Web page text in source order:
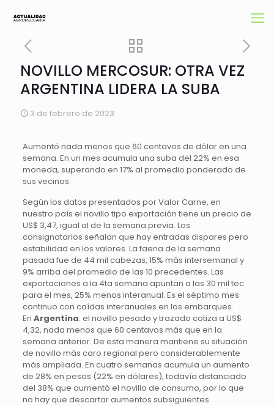
NOVILLO MERCOSUR: OTRA VEZ
ARGENTINA LIDERA LA SUBA
3 de febrero de 2023
Aumentó nada menos que 60 centavos de dólar en una
semana. En un mes acumula una suba del 22% en esa
moneda, superando en 17% al promedio ponderado de
sus vecinos.
Según los datos presentados por Valor Carne, en
nuestro país el novillo tipo exportación tiene un precio de
US$ 3,47, igual al de la semana previa. Los
consignatarios señalan que hay entradas dispares pero
estabilidad en los valores. La faena de la semana
pasada fue de 44 mil cabezas, 15% más intersemanal y
9% arriba del promedio de las 10 precedentes. Las
exportaciones a la 4ta semana apuntan a las 30 mil tec
para el mes, 25% menos interanual. Es el séptimo mes
continuo con caídas interanuales en los embarques.
En Argentina: el novillo pesado y trazado cotiza a US$
4,32, nada menos que 60 centavos más que en la
semana anterior. De esta manera mantiene su situación
de novillo más caro regional pero considerablemente
más ampliada. En cuatro semanas acumula un aumento
de 28% en pesos (22% en dólares), todavía distanciado
del 38% que aumentó el novillo de consumo, por lo que
no hay que descartar aumentos subsiguientes.